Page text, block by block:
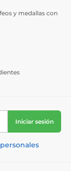
y medallas con
Iniciar sesión